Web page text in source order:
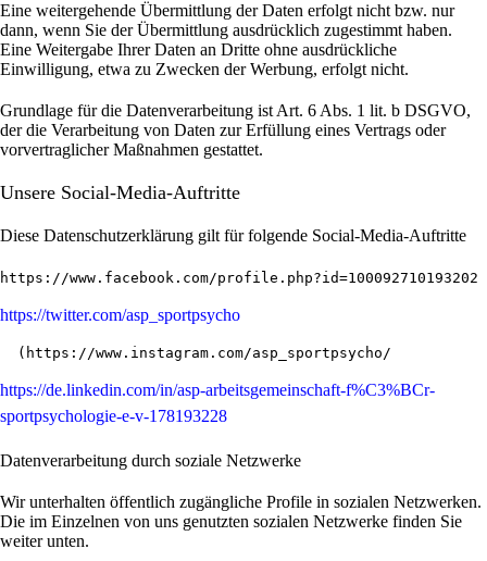
Eine weitergehende Übermittlung der Daten erfolgt nicht bzw. nur
dann, wenn Sie der Übermittlung ausdrücklich zugestimmt haben.
Eine Weitergabe Ihrer Daten an Dritte ohne ausdrückliche
Einwilligung, etwa zu Zwecken der Werbung, erfolgt nicht.
Grundlage für die Datenverarbeitung ist Art. 6 Abs. 1 lit. b DSGVO,
der die Verarbeitung von Daten zur Erfüllung eines Vertrags oder
vorvertraglicher Maßnahmen gestattet.
Unsere Social-Media-Auftritte
Diese Datenschutzerklärung gilt für folgende Social-Media-Auftritte
https://www.facebook.com/profile.php?id=100092710193202
https://twitter.com/asp_sportpsycho
  (
https://www.instagram.com/asp_sportpsycho/
https://de.linkedin.com/in/asp-arbeitsgemeinschaft-f%C3%BCr-
sportpsychologie-e-v-178193228
Datenverarbeitung durch soziale Netzwerke
Wir unterhalten öffentlich zugängliche Profile in sozialen Netzwerken.
Die im Einzelnen von uns genutzten sozialen Netzwerke finden Sie
weiter unten.